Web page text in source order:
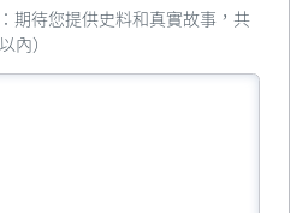
期待您提供史料和真實故事，共
內）